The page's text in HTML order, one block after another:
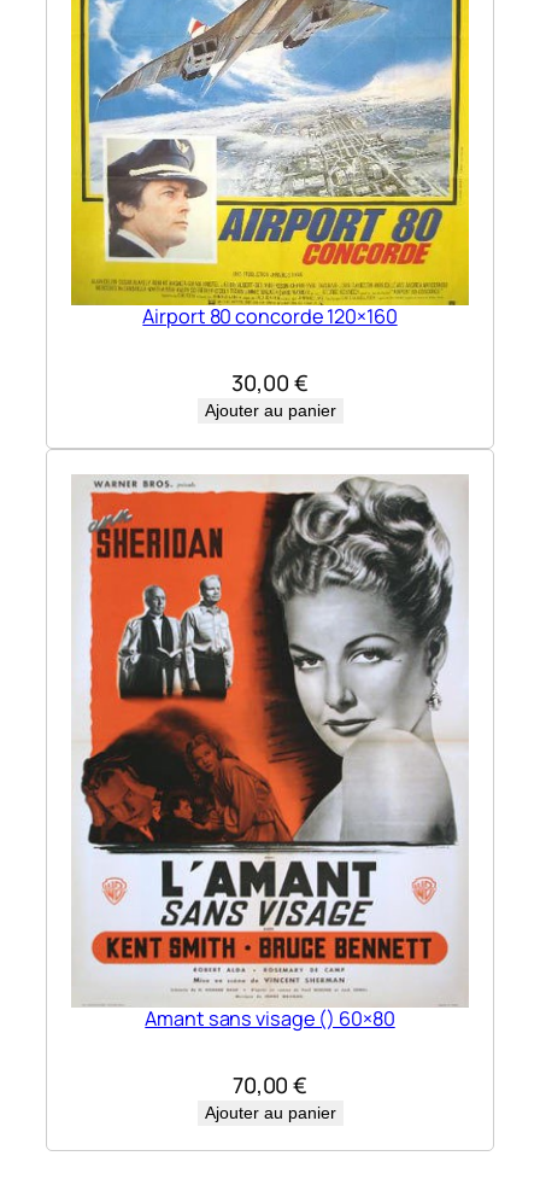
Airport 80 concorde 120×160
30,00 €
Ajouter au panier
Amant sans visage () 60×80
70,00€
Ajouter au panier